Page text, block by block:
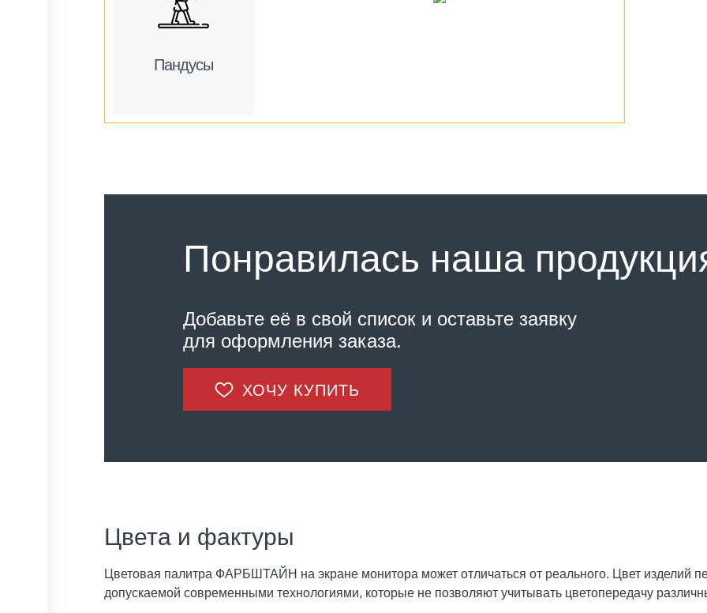
Пандусы
Понравилась наша
Добавьте её в свой список и оставьте заявку
для оформления заказа.
ХОЧУ КУПИТЬ
Цвета и фактуры
Цветовая палитра ФАРБШТАЙН на экране монитора может отличаться от реального. Цвет изделий
допускаемой современными технологиями, которые не позволяют учитывать цветопередачу